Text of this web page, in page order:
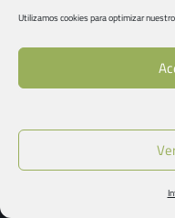
Utilizamos cookies para optimizar
Rituales enCiudad
Gipuzkoa
Rituales enGirona.
Granada.